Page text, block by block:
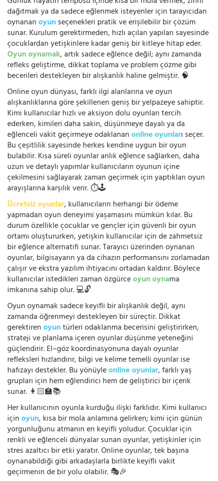
dağıtmak ya da sadece eğlenmek isteyenler için tarayıcıdan
oynananoyunseçenekleri pratik ve erişilebilir bir çözüm
sunar. Kurulum gerektirmeden, hızlı açılan yapıları sayesinde
çocuklardan yetişkinlere kadar geniş bir kitleye hitap eder.
Oyun oynamak, artık sadece eğlence değil; aynı zamanda
refleks geliştirme, dikkat toplama ve problem çözme gibi
becerileri destekleyen bir alışkanlık haline gelmiştir. 🧠
Online oyun dünyası, farklı ilgi alanlarına ve oyun
alışkanlıklarına göre şekillenen geniş bir yelpazeye sahiptir.
Kimi kullanıcılar hızlı ve aksiyon dolu oyunları tercih
ederken, kimileri daha sakin, düşünmeye dayalı ya da
eğlenceli vakit geçirmeye odaklananonline oyunları seçer.
Bu çeşitlilik sayesinde herkes kendine uygun bir oyun
bulabilir. Kısa süreli oyunlar anlık eğlence sağlarken, daha
uzun ve detaylı yapımlar kullanıcıların oyunun içine
çekilmesini sağlayarak zaman geçirmek için yaptıkları oyun
arayışlarına karşılık verir. ⏱️🕹️
Ücretsiz oyunlar, kullanıcıların herhangi bir ödeme
yapmadan oyun deneyimi yaşamasını mümkün kılar. Bu
durum özellikle çocuklar ve gençler için güvenli bir oyun
ortamı oluştururken, yetişkin kullanıcılar için de zahmetsiz
bir eğlence alternatifi sunar. Tarayıcı üzerinden oynanan
oyunlar, bilgisayarın ya da cihazın performansını zorlamadan
çalışır ve ekstra yazılım ihtiyacını ortadan kaldırır. Böylece
kullanıcılar istedikleri zaman özgürceoyun oynama
imkanına sahip olur. 💻🔓
Oyun oynamak sadece keyifli bir alışkanlık değil, aynı
zamanda öğrenmeyi destekleyen bir süreçtir. Dikkat
gerektirenoyuntürleri odaklanma becerisini geliştirirken,
strateji ve planlama içeren oyunlar düşünme yeteneğini
güçlendirir. El–göz koordinasyonuna dayalı oyunlar
refleksleri hızlandırır, bilgi ve kelime temelli oyunlar ise
hafızayı destekler. Bu yönüyleonline oyunlar, farklı yaş
grupları için hem eğlendirici hem de geliştirici bir içerik
sunar. 👩🏻‍🏫📚
Her kullanıcının oyunla kurduğu ilişki farklıdır. Kimi kullanıcı
içinoyun, kısa bir mola anlamına gelirken; kimi için günün
yorgunluğunu atmanın en keyifli yoludur. Çocuklar için
renkli ve eğlenceli dünyalar sunan oyunlar, yetişkinler için
stres azaltıcı bir etki yaratır. Online oyunlar, tek başına
oynanabildiği gibi arkadaşlarla birlikte keyifli vakit
geçirmenin de bir yolu olabilir. 🎭🎉